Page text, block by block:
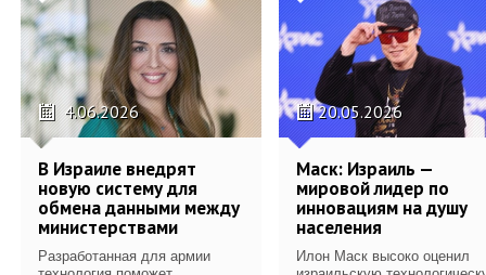
4.06.2026
В Израиле внедрят
новую систему для
обмена данными между
министерствами
Разработанная для армии
20.05.2026
Маск: Израиль —
мировой лидер по
инновациям на душу
населения
Илон Маск высоко оценил